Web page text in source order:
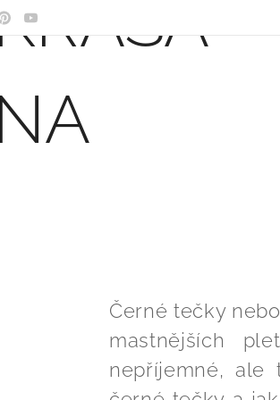
NA
Černé tečky
mastnějších
nepříjemné, ale